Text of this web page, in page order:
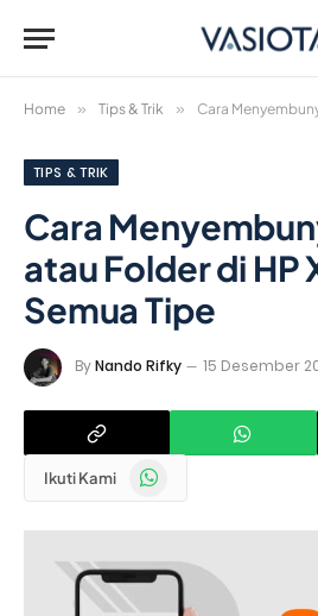
Home » Tips & Trik » Cara Menyembunyikan
TIPS & TRIK
Cara
atau Folder di HP
Semua Tipe
ByNando Rifky 15 Desember
Ikuti Kami WhatsApp